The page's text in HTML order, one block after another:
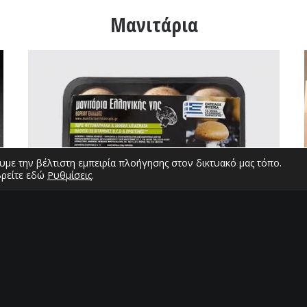
Μανιτάρια
την βέλτιστη εμπειρία πλοήγησης στον δικτυακό μας τόπο.
εδώ Ρυθμίσεις.